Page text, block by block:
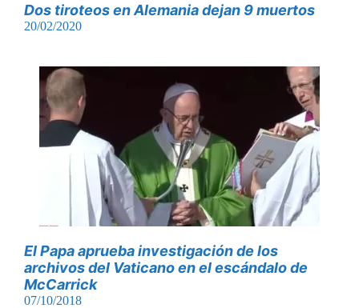
Dos tiroteos en Alemania dejan 9 muertos
20/02/2020
El Papa aprueba investigación de los
archivos del Vaticano en el escándalo de
McCarrick
07/10/2018